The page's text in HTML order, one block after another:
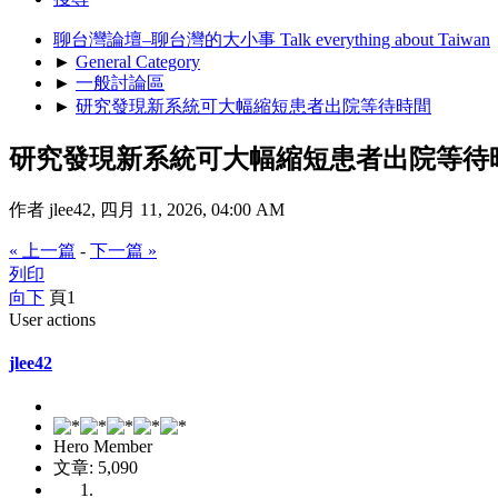
聊台灣論壇–聊台灣的大小事 Talk everything about Taiwan
► General Category
► 一般討論區
► 研究發現新系統可大幅縮短患者出院等待時間
研究發現新系統可大幅縮短患者出院等待
作者 jlee42, 四月 11, 2026, 04:00 AM
« 上一篇 - 下一篇 »
列印
向下 頁1
User actions
jlee42
Hero Member
文章: 5,090